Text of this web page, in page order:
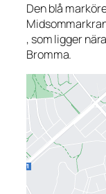
Den blå
, som ligger
Bromma.